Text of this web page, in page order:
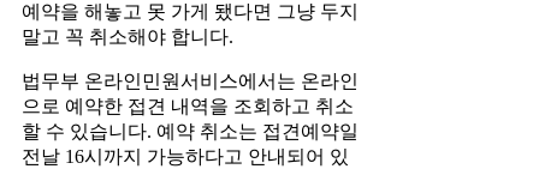
예약을 해놓고 못 가게 됐다면 그냥 두지
말고 꼭 취소해야 합니다.
법무부 온라인민원서비스에서는 온라인
으로 예약한 접견 내역을 조회하고 취소
할 수 있습니다. 예약 취소는 접견예약일
전날 16시까지 가능하다고 안내되어 있